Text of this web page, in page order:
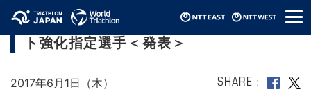
メ
ニ
2017年第3期JTUトライアスロン・エリー
ト強化指定選手＜発表＞
2017年6月1日（木） SHARE